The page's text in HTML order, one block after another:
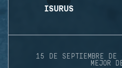
ISURUS
15 DE SEPTIEMBRE
MEJOR